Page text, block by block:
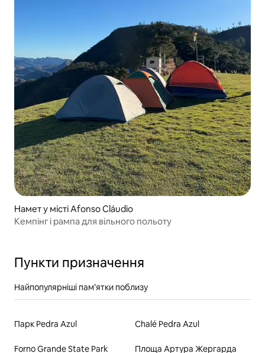
Намет у місті Afonso Cláudio
Кемпінг і рампа для вільного польоту
Пункти призначення
Найпопулярніші пам’ятки поблизу
Парк Pedra Azul Chalé Pedra Azul
Forno Grande State Park Площа Артура Жергарда